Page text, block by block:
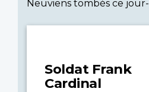
Neuviens tombés ce
Soldat Frank
Cardinal